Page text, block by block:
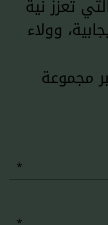
تعزز نية
وولاء
مجموعة